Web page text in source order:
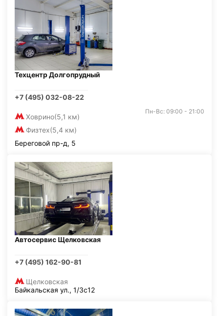
Техцентр Долгопрудный
+7 (495) 032-08-22
Ховрино(5,1 км)
Физтех(5,4 км)
Пн-Вс: 09:00 - 21:00
Береговой пр-д, 5
Автосервис Щелковская
+7 (495) 162-90-81
Щелковская
Байкальская ул., 1/3с12